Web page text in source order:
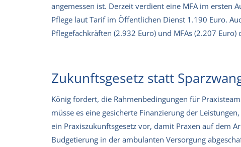
angemessen ist. Derzeit verdient eine MFA im ersten
Pflege laut Tarif im Öffentlichen Dienst 1.190 Euro.
Pflegefachkräften (2.932 Euro) und MFAs (2.207 Euro)
Zukunftsgesetz statt
König fordert, die Rahmenbedingungen für
müsse es eine gesicherte Finanzierung der
ein Praxiszukunftsgesetz vor, damit Praxen auf dem
Budgetierung in der ambulanten Versorgung